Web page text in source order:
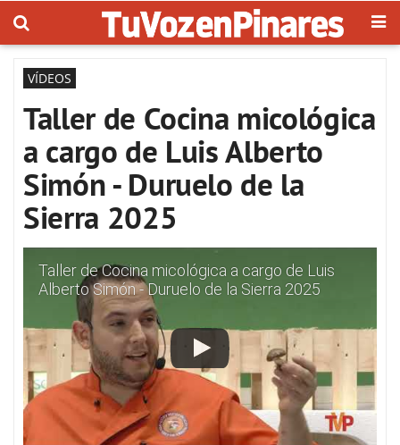
VÍDEOS
Taller de Cocina micológica
a cargo de Luis Alberto
Simón - Duruelo de la
Sierra 2025
Taller de Cocina micológica a cargo de Luis
Alberto Simón - Duruelo de la Sierra 2025